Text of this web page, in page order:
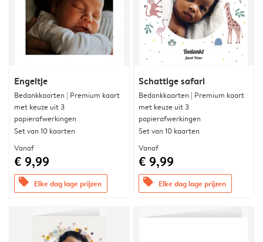
Engeltje
Bedankkaarten | Premium kaart
met keuze uit 3
papierafwerkingen
Set van 10 kaarten
Vanaf
€ 9,99
offers Elke dag lage prijzen
Schattige safari
Bedankkaarten | Premium kaart
met keuze uit 3
papierafwerkingen
Set van 10 kaarten
Vanaf
€ 9,99
offers Elke dag lage prijzen